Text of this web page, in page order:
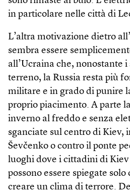
in particolare nelle città di
L’altra motivazione dietro
sembra essere
all’Ucraina che, nonostante
terreno, la Russia resta più
militare e in grado di punire
proprio piacimento. A parte
inverno al freddo e senza
sganciate sul centro di Kiev,
Ševčenko o contro il ponte
luoghi dove i cittadini di Kiev
possono essere spiegate
creare un clima di terrore.